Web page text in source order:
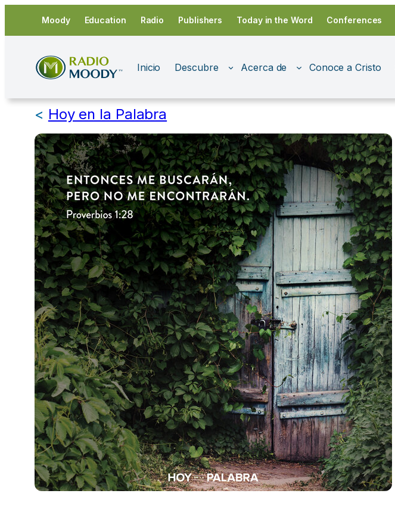
contenido
Moody Education Radio Publishers Today in the Word Conferences
Inicio Descubre Acerca de Conoce a Cristo
< Hoy en la Palabra